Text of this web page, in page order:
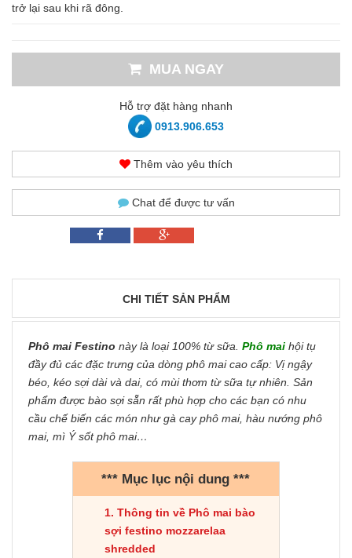
trở lại sau khi rã đông.
MUA NGAY
Hỗ trợ đặt hàng nhanh
0913.906.653
Thêm vào yêu thích
Chat để được tư vấn
CHI TIẾT SẢN PHẨM
Phô mai Festino này là loại 100% từ sữa. Phô mai hội tụ
đầy đủ các đặc trưng của dòng phô mai cao cấp: Vị ngậy
béo, kéo sợi dài và dai, có mùi thơm từ sữa tự nhiên. Sản
phẩm được bào sợi sẵn rất phù hợp cho các bạn có nhu
cầu chế biến các món như gà cay phô mai, hàu nướng phô
mai, mì Ý sốt phô mai…
*** Mục lục nội dung ***
Thông tin về Phô mai bào
sợi festino mozzarelaa
shredded